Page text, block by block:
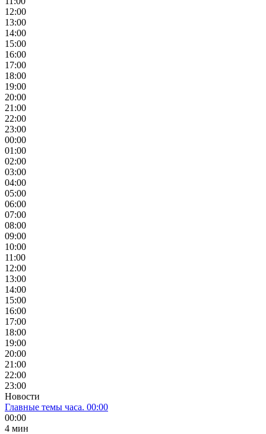
12:00
13:00
14:00
15:00
16:00
17:00
18:00
19:00
20:00
21:00
22:00
23:00
00:00
01:00
02:00
03:00
04:00
05:00
06:00
07:00
08:00
09:00
10:00
11:00
12:00
13:00
14:00
15:00
16:00
17:00
18:00
19:00
20:00
21:00
22:00
23:00
Новости
Главные темы часа. 00:00
00:00
4 мин